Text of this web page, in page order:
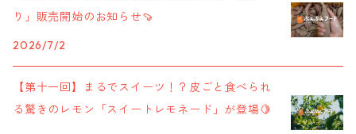
り」販売開始のお知らせ🍠
2026/7/2
【第十一回】まるでスイーツ！？皮ごと食べられ
る驚きのレモン「スイートレモネード」が登場🍋